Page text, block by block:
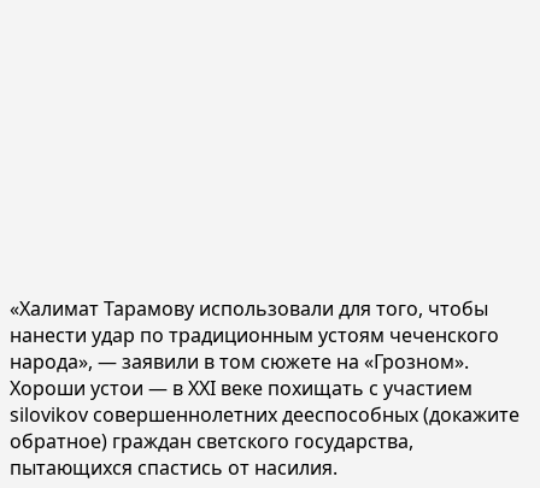
«Халимат Тарамову использовали для того, чтобы
нанести удар по традиционным устоям чеченского
народа», — заявили в том сюжете на «Грозном».
Хороши устои — в XXI веке похищать с участием
silovikov совершеннолетних дееспособных (докажите
обратное) граждан светского государства,
пытающихся спастись от насилия.